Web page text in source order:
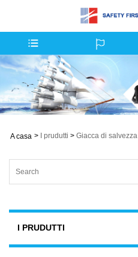
A casa > I prudutti > Giacca di salvezza
I PRUDUTTI